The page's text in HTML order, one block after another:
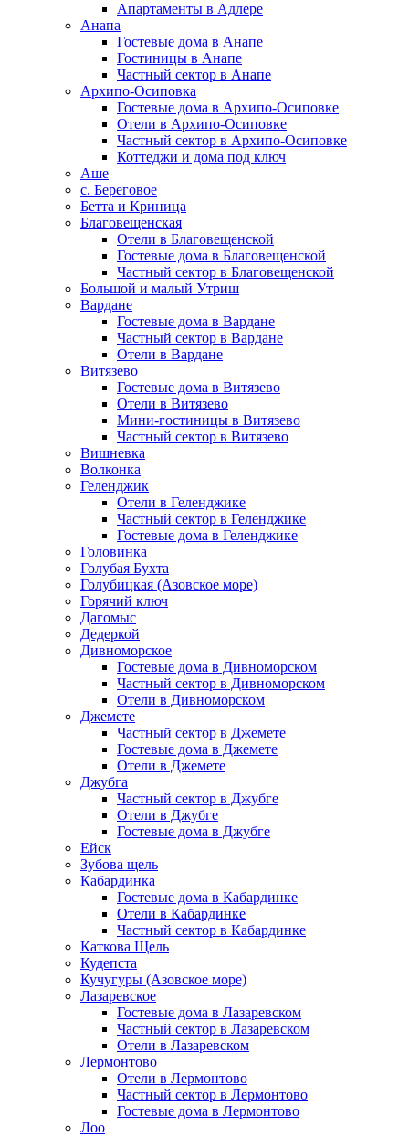
Апартаменты в Адлере
Анапа
Гостевые дома в Анапе
Гостиницы в Анапе
Частный сектор в Анапе
Архипо-Осиповка
Гостевые дома в Архипо-Осиповке
Отели в Архипо-Осиповке
Частный сектор в Архипо-Осиповке
Коттеджи и дома под ключ
Аше
с. Береговое
Бетта и Криница
Благовещенская
Отели в Благовещенской
Гостевые дома в Благовещенской
Частный сектор в Благовещенской
Большой и малый Утриш
Вардане
Гостевые дома в Вардане
Частный сектор в Вардане
Отели в Вардане
Витязево
Гостевые дома в Витязево
Отели в Витязево
Мини-гостиницы в Витязево
Частный сектор в Витязево
Вишневка
Волконка
Геленджик
Отели в Геленджике
Частный сектор в Геленджике
Гостевые дома в Геленджике
Головинка
Голубая Бухта
Голубицкая (Азовское море)
Горячий ключ
Дагомыс
Дедеркой
Дивноморское
Гостевые дома в Дивноморском
Частный сектор в Дивноморском
Отели в Дивноморском
Джемете
Частный сектор в Джемете
Гостевые дома в Джемете
Отели в Джемете
Джубга
Частный сектор в Джубге
Отели в Джубге
Гостевые дома в Джубге
Ейск
Зубова щель
Кабардинка
Гостевые дома в Кабардинке
Отели в Кабардинке
Частный сектор в Кабардинке
Каткова Щель
Кудепста
Кучугуры (Азовское море)
Лазаревское
Гостевые дома в Лазаревском
Частный сектор в Лазаревском
Отели в Лазаревском
Лермонтово
Отели в Лермонтово
Частный сектор в Лермонтово
Гостевые дома в Лермонтово
Лоо